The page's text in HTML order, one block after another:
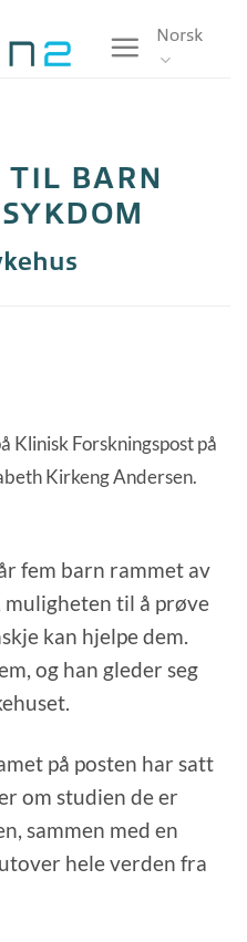
Norsk
TIL BARN
Klinisk Forskningspost på
Kirkeng Andersen.
fem barn rammet av
til å prøve
kan hjelpe dem.
og han gleder seg
på posten har satt
om studien de er
sammen med en
hele verden fra